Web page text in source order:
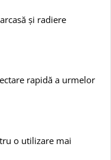
și radiere
rapidă a urmelor
o utilizare mai